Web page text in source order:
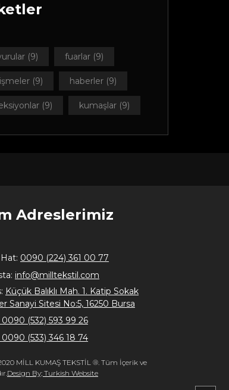
(9) fuarlar (9)
(9) haberler (9)
(9) kumaşlar (9)
Adreslerimiz
0090 (224) 361 00 77
info@milltekstil.com
Küçük Balıklı Mah. 1. Katip Sokak
Sanayi Sitesi No:5, 16250 Bursa
0090 (532) 593 99 26
0090 (533) 346 18 74
MİLL KUMAŞ TEKSTİL ®. Tüm İçerik ve
Design By; Turkish Website